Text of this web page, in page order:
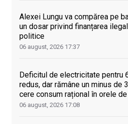
Alexei Lungu va compărea pe
un dosar privind finanțarea
politice
06 august, 2026 17:37
Deficitul de electricitate pentru
redus, dar rămâne un minus de
cere consum rațional în orele
06 august, 2026 17:08